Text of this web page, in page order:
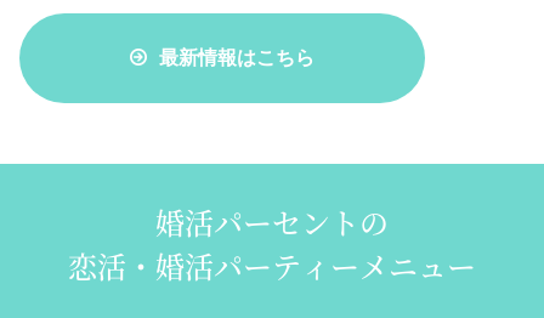
最新情報はこちら
婚活パーセントの
恋活・婚活パーティーメニュー